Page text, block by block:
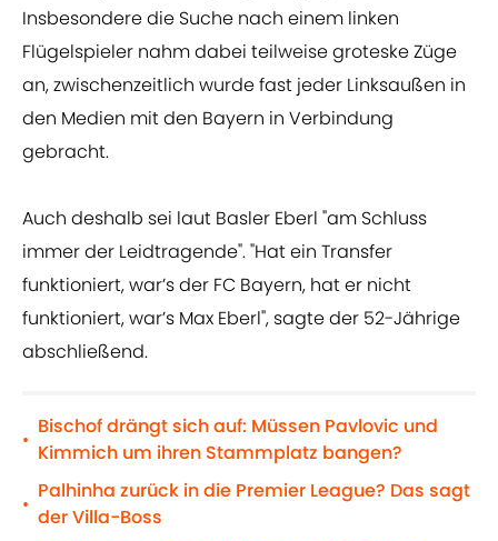
Insbesondere die Suche nach einem linken
Flügelspieler nahm dabei teilweise groteske Züge
an, zwischenzeitlich wurde fast jeder Linksaußen in
den Medien mit den Bayern in Verbindung
gebracht.
Auch deshalb sei laut Basler Eberl "am Schluss
immer der Leidtragende". "Hat ein Transfer
funktioniert, war’s der FC Bayern, hat er nicht
funktioniert, war’s Max Eberl", sagte der 52-Jährige
abschließend.
•
Bischof drängt sich auf: Müssen Pavlovic und
Kimmich um ihren Stammplatz bangen?
•
Palhinha zurück in die Premier League? Das sagt
der Villa-Boss